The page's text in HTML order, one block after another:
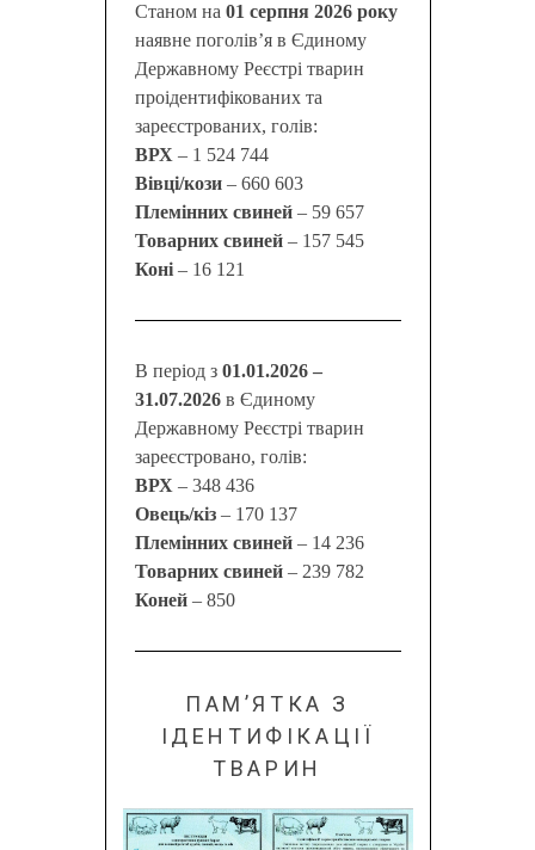
Станом на 01 серпня 2026 року
наявне поголів’я в Єдиному
Державному Реєстрі тварин
проідентифікованих та
зареєстрованих, голів:
ВРХ – 1 524 744
Вівці/кози– 660 603
Племінних свиней– 59 657
Товарних свиней – 157 545
Коні– 16 121
В період з01.01.2026 –
31.07.2026 в Єдиному
Державному Реєстрі тварин
зареєстровано, голів:
ВРХ – 348 436
Овець/кіз– 170 137
Племінних свиней– 14 236
Товарних свиней– 239 782
Коней– 850
ПАМ’ЯТКА З
ІДЕНТИФІКАЦІЇ
ТВАРИН